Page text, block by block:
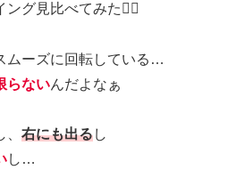
ング見比べてみた🏌️‍♂️
ムーズに回転している…
らないんだよなぁ
右にも出るし
し…